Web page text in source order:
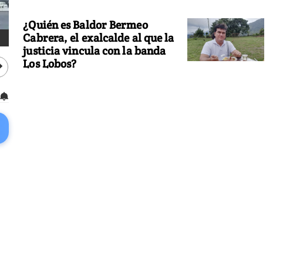
¿Quién es Baldor Bermeo
Cabrera, el exalcalde al que la
justicia vincula con la banda
Los Lobos?